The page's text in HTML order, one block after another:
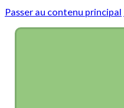
Passer au contenu principal